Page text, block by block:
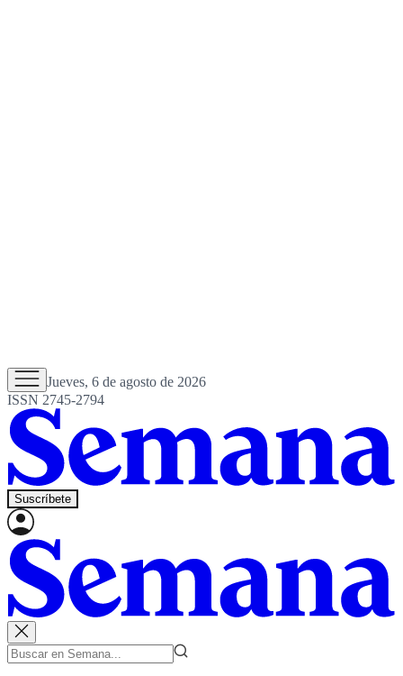
Jueves, 6 de agosto de 2026
ISSN 2745-2794
Suscríbete